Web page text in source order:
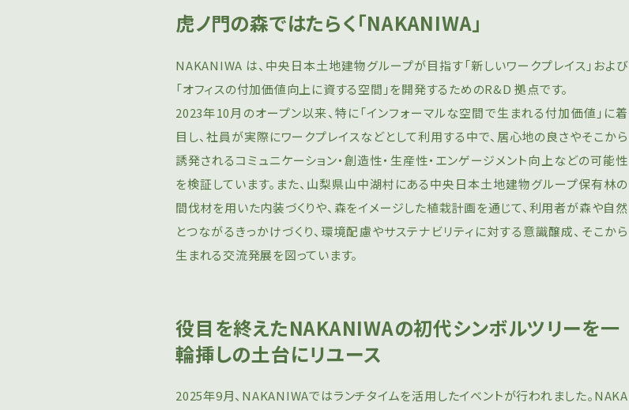
虎ノ門の森ではたらく「NAKANIWA」
NAKANIWA は、中央⽇本⼟地建物グループが⽬指す「新しいワークプレイス」および
「オフィスの付加価値向上に資する空間」を開発するためのR&D 拠点です。
2023年10月のオープン以来、特に「インフォーマルな空間で⽣まれる付加価値」に着
⽬し、社員が実際にワークプレイスなどとして利用する中で、居⼼地の良さやそこから
誘発されるコミュニケーション・創造性・⽣産性・エンゲージメント向上などの可能性
を検証しています。また、山梨県⼭中湖村にある中央⽇本⼟地建物グループ保有林の
間伐材を⽤いた内装づくりや、森をイメージした植栽計画を通じて、利⽤者が森や⾃然
とつながるきっかけづくり、環境配慮やサステナビリティに対する意識醸成、そこから
⽣まれる交流発展を図っています。
役目を終えたNAKANIWAの初代シンボルツリーを一
輪挿しの土台にリユース
2025年9月、NAKANIWAではランチタイムを活用したイベントが行われました。NAKA